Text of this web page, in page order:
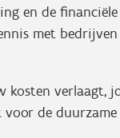
en de
met
verlaagt,
de